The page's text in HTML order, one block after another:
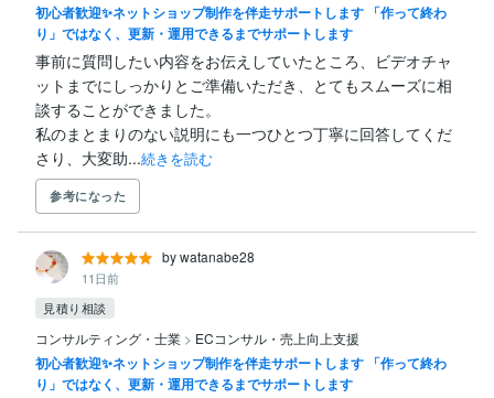
初心者歓迎✨ネットショップ制作を伴走サポートします 「作って終わ
り」ではなく、更新・運用できるまでサポートします
事前に質問したい内容をお伝えしていたところ、ビデオチャ
ットまでにしっかりとご準備いただき、とてもスムーズに相
談することができました。
私のまとまりのない説明にも一つひとつ丁寧に回答してくだ
さり、大変助...続きを読む
参考になった
by watanabe28
11日前
見積り相談
コンサルティング・士業 > ECコンサル・売上向上支援
初心者歓迎✨ネットショップ制作を伴走サポートします 「作って終わ
り」ではなく、更新・運用できるまでサポートします